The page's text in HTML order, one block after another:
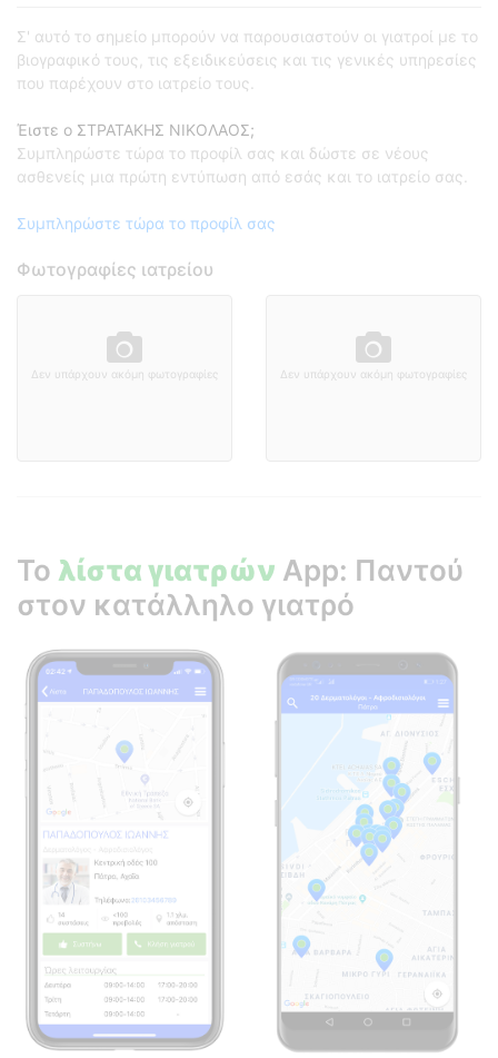
Σ' αυτό το σημείο μπορούν να παρουσιαστούν οι γιατροί με το
βιογραφικό τους, τις εξειδικεύσεις και τις γενικές υπηρεσίες
που παρέχουν στο ιατρείο τους.
Έιστε ο ΣΤΡΑΤΑΚΗΣ ΝΙΚΟΛΑΟΣ;
Συμπληρώστε τώρα το προφίλ σας και δώστε σε νέους
ασθενείς μια πρώτη εντύπωση από εσάς και το ιατρείο σας.
Συμπληρώστε τώρα το προφίλ σας
Φωτογραφίες ιατρείου
Δεν υπάρχουν ακόμη φωτογραφίες Δεν υπάρχουν ακόμη φωτογραφίες
Το λίστα γιατρών App: Παντού
στον κατάλληλο γιατρό